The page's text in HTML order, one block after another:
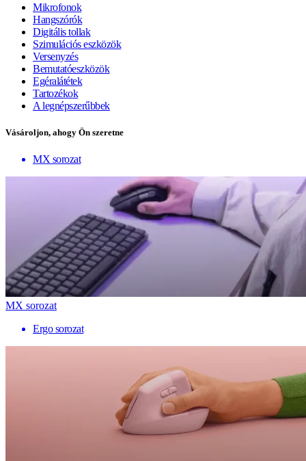
Mikrofonok
Hangszórók
Digitális tollak
Szimulációs eszközök
Versenyzés
Bemutatóeszközök
Egéralátétek
Tartozékok
A legnépszerűbbek
Vásároljon, ahogy Ön szeretne
MX sorozat
MX sorozat
Ergo sorozat